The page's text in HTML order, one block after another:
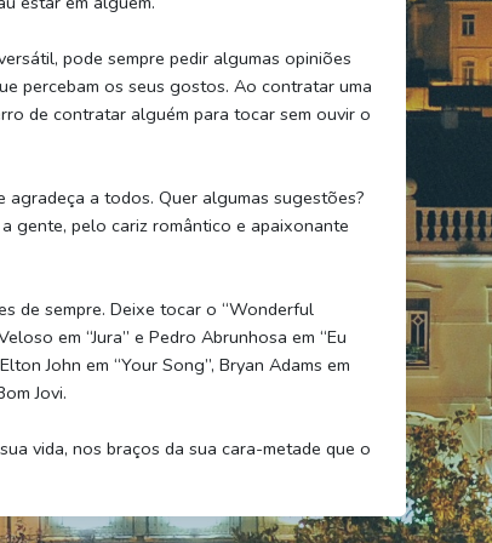
pode sempre pedir algumas opiniões
percebam os seus gostos. Ao contratar uma
de contratar alguém para tocar sem ouvir o
agradeça a todos. Quer algumas sugestões?
gente, pelo cariz romântico e apaixonante
de sempre. Deixe tocar o “Wonderful
em “Jura” e Pedro Abrunhosa em “Eu
John em “Your Song”, Bryan Adams em
Jovi.
vida, nos braços da sua cara-metade que o